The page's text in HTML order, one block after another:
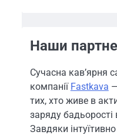
Наши
Сучасна кав’ярня
компанії Fastkava
тих, хто живе в
заряду
Завдяки